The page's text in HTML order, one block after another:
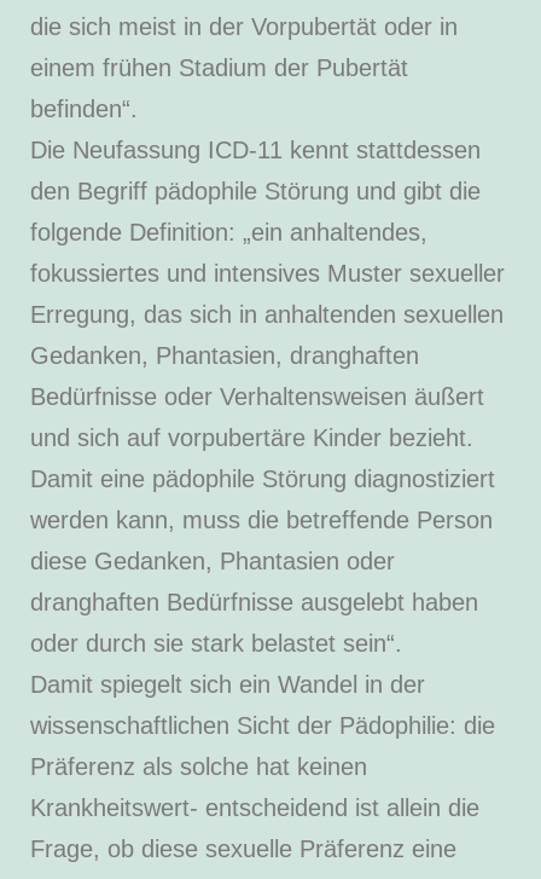
die sich meist in der Vorpubertät oder in
einem frühen Stadium der Pubertät
befinden“.
Die Neufassung ICD-11 kennt stattdessen
den Begriff pädophile Störung und gibt die
folgende Definition: „ein anhaltendes,
fokussiertes und intensives Muster sexueller
Erregung, das sich in anhaltenden sexuellen
Gedanken, Phantasien, dranghaften
Bedürfnisse oder Verhaltensweisen äußert
und sich auf vorpubertäre Kinder bezieht.
Damit eine pädophile Störung diagnostiziert
werden kann, muss die betreffende Person
diese Gedanken, Phantasien oder
dranghaften Bedürfnisse ausgelebt haben
oder durch sie stark belastet sein“.
Damit spiegelt sich ein Wandel in der
wissenschaftlichen Sicht der Pädophilie: die
Präferenz als solche hat keinen
Krankheitswert- entscheidend ist allein die
Frage, ob diese sexuelle Präferenz eine